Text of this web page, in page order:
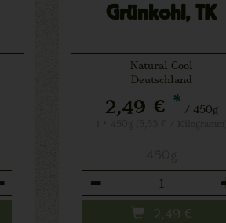
Grünkohl, TK
Natural Cool
Deutschland
2,49 € * / 450g
Anzahl
2,49 €